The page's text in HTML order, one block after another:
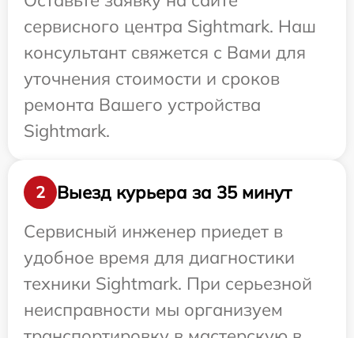
сервисного центра Sightmark. Наш
консультант свяжется с Вами для
уточнения стоимости и сроков
ремонта Вашего устройства
Sightmark.
2
Выезд курьера за 35 минут
Сервисный инженер приедет в
удобное время для диагностики
техники Sightmark. При серьезной
неисправности мы организуем